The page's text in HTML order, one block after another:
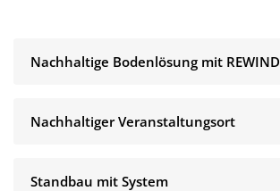
Nachhaltige Bodenlösung mit REWIND
Nachhaltiger Veranstaltungsort
Standbau mit System